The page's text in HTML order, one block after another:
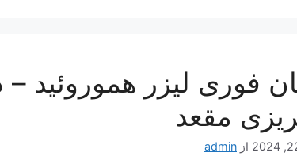
فوری لیزر هموروئید –
مقعد
از admin